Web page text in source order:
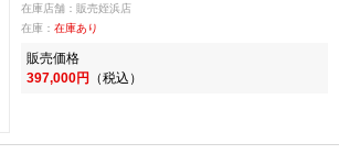
在庫店舗：販売姪浜店
在庫： 在庫あり
販売価格
397,000円 （税込）